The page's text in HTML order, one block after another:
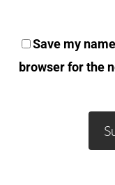
Save my
browser for the